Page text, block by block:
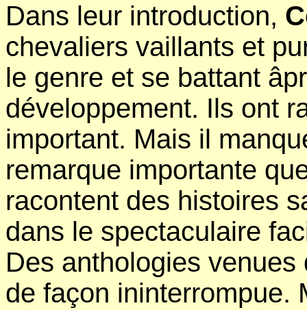
Dans leur introduction,
chevaliers vaillants et
le genre et se battant
développement. Ils ont
important. Mais il
remarque importante
racontent des histoires
dans le spectaculaire
Des anthologies
de façon ininterrompue.